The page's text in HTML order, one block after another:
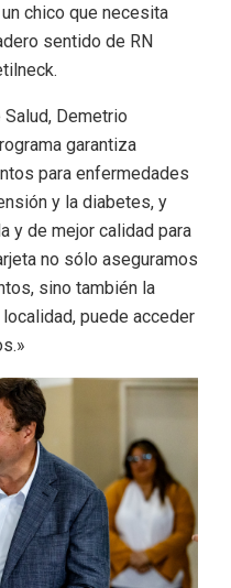
chico que necesita
sentido de RN
Demetrio
garantiza
para enfermedades
y la diabetes, y
y de mejor calidad para
no sólo aseguramos
sino también la
puede acceder